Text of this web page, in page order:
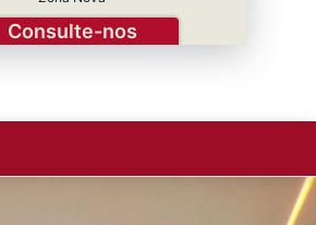
Consulte-nos